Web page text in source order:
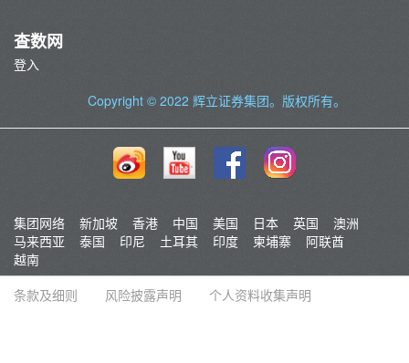
查数网
登入
Copyright © 2022 辉立证券集团。版权所有。
集团网络 新加坡 香港 中国 美国 日本 英国
澳洲
马来西亚
泰国 印尼 土耳其 印度 柬埔寨
阿联酋
越南
条款及细则
风险披露声明 个人资料收集声明